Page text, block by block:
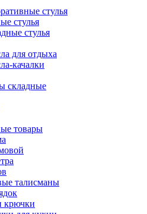
стулья
стулья
стулья
для отдыха
качалки
складные
товары
талисманы
крючки